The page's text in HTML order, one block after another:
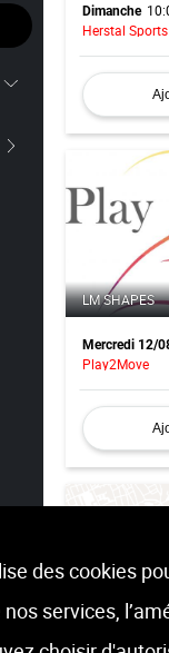
Dimanche
Herstal Sports
LM SHAPES
Mercredi 12/
Play2Move
des cookies
services,